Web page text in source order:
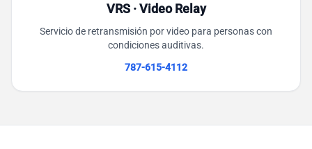
VRS · Video Relay
Servicio de retransmisión por video para personas con
condiciones auditivas.
787-615-4112